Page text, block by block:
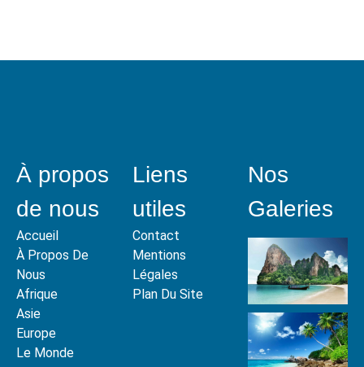
À propos
de nous
Accueil
À Propos De
Nous
Afrique
Asie
Europe
Le Monde
Liens
utiles
Contact
Mentions
Légales
Plan Du Site
Nos
Galeries